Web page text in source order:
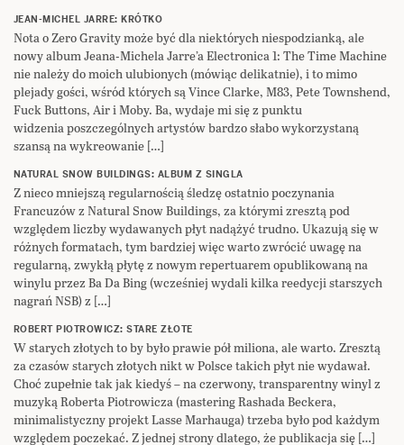
JEAN-MICHEL JARRE: KRÓTKO
Nota o Zero Gravity może być dla niektórych niespodzianką, ale
nowy album Jeana-Michela Jarre’a Electronica 1: The Time Machine
nie należy do moich ulubionych (mówiąc delikatnie), i to mimo
plejady gości, wśród których są Vince Clarke, M83, Pete Townshend,
Fuck Buttons, Air i Moby. Ba, wydaje mi się z punktu
widzenia poszczególnych artystów bardzo słabo wykorzystaną
szansą na wykreowanie […]
NATURAL SNOW BUILDINGS: ALBUM Z SINGLA
Z nieco mniejszą regularnością śledzę ostatnio poczynania
Francuzów z Natural Snow Buildings, za którymi zresztą pod
względem liczby wydawanych płyt nadążyć trudno. Ukazują się w
różnych formatach, tym bardziej więc warto zwrócić uwagę na
regularną, zwykłą płytę z nowym repertuarem opublikowaną na
winylu przez Ba Da Bing (wcześniej wydali kilka reedycji starszych
nagrań NSB) z […]
ROBERT PIOTROWICZ: STARE ZŁOTE
W starych złotych to by było prawie pół miliona, ale warto. Zresztą
za czasów starych złotych nikt w Polsce takich płyt nie wydawał.
Choć zupełnie tak jak kiedyś – na czerwony, transparentny winyl z
muzyką Roberta Piotrowicza (mastering Rashada Beckera,
minimalistyczny projekt Lasse Marhauga) trzeba było pod każdym
względem poczekać. Z jednej strony dlatego, że publikacja się […]